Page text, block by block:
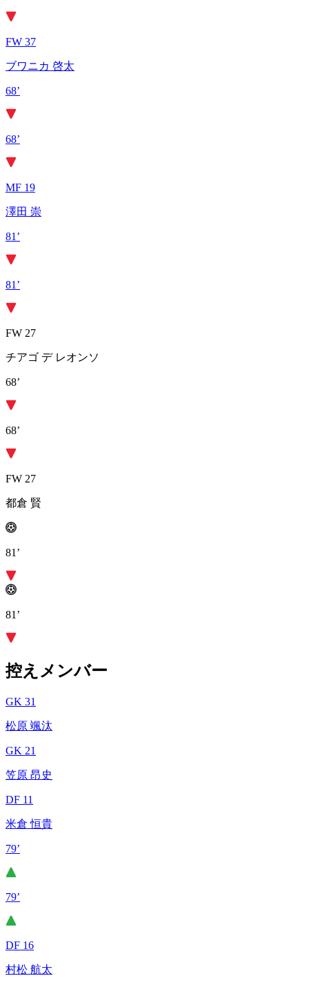
FW 37
ブワニカ 啓太
68’
68’
MF 19
澤田 崇
81’
81’
FW 27
チアゴ デ レオンソ
68’
68’
FW 27
都倉 賢
81’
81’
控えメンバー
GK 31
松原 颯汰
GK 21
笠原 昂史
DF 11
米倉 恒貴
79’
79’
DF 16
村松 航太